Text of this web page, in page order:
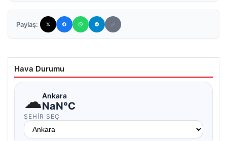
Paylaş:
Hava Durumu
☁Ankara
NaN°C
ŞEHIR SEÇ